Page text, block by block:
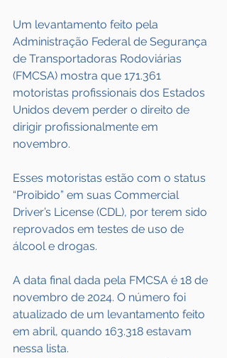
Um levantamento feito pela
Administração Federal de Segurança
de Transportadoras Rodoviárias
(FMCSA) mostra que 171.361
motoristas profissionais dos Estados
Unidos devem perder o direito de
dirigir profissionalmente em
novembro.
Esses motoristas estão com o status
“Proibido” em suas Commercial
Driver’s License (CDL), por terem sido
reprovados em testes de uso de
álcool e drogas.
A data final dada pela FMCSA é 18 de
novembro de 2024. O número foi
atualizado de um levantamento feito
em abril, quando 163.318 estavam
nessa lista.